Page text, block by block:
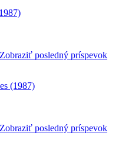
Zobraziť posledný príspevok
(1987)
Zobraziť posledný príspevok